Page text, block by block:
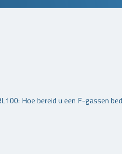
Hoe bereid u een F-gassen